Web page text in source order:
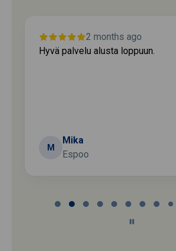
2 months ago
Hyvä palvelu alusta loppuun.
M
Mika
Espoo